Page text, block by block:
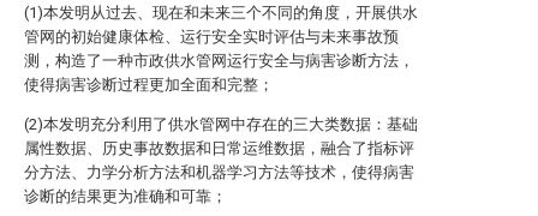
(1)本发明从过去、现在和未来三个不同的角度，开展供水
管网的初始健康体检、运行安全实时评估与未来事故预
测，构造了一种市政供水管网运行安全与病害诊断方法，
使得病害诊断过程更加全面和完整；
(2)本发明充分利用了供水管网中存在的三大类数据：基础
属性数据、历史事故数据和日常运维数据，融合了指标评
分方法、力学分析方法和机器学习方法等技术，使得病害
诊断的结果更为准确和可靠；